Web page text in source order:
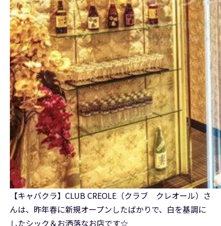
【キャバクラ】CLUB CREOLE（クラブ クレオール）さ
んは、昨年春に新規オープンしたばかりで、白を基調に
したシック＆お洒落なお店です☆